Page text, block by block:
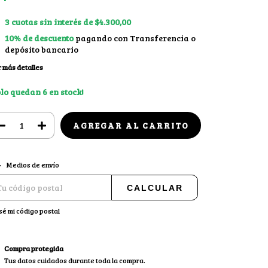
3 cuotas sin interés de$4.300,00
10% de descuentopagando con Transferencia o
depósito bancario
más detalles
quedan 6 en stock!
para el CP:
Medios de envío
CALCULAR
mi código postal
Compra protegida
Tus datos cuidados durante toda la compra.